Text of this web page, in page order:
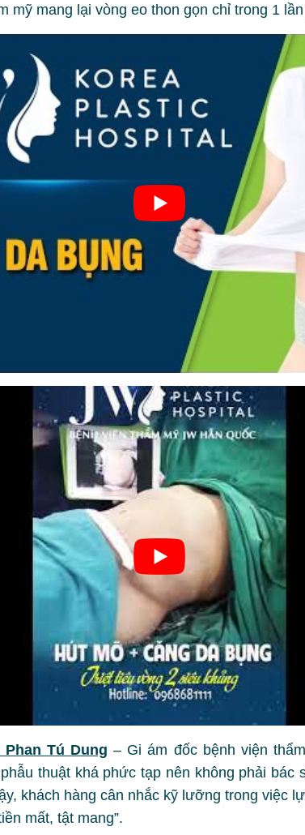
mỹ mang lại vòng eo thon gọn chỉ trong 1
Phan Tú Dung – Gi ám đốc bệnh viện
thuật khá phức tạp nên không phải bác
khách hàng cân nhắc kỹ lưỡng trong việc
mất, tật mang”.